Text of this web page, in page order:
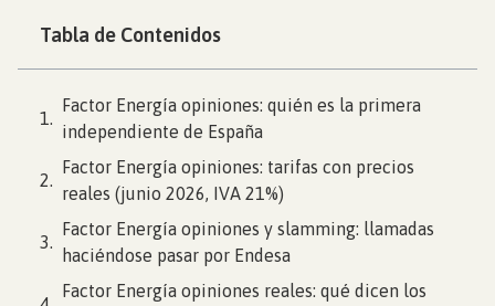
Tabla de Contenidos
Factor Energía opiniones: quién es la primera
independiente de España
Factor Energía opiniones: tarifas con precios
reales (junio 2026, IVA 21%)
Factor Energía opiniones y slamming: llamadas
haciéndose pasar por Endesa
Factor Energía opiniones reales: qué dicen los